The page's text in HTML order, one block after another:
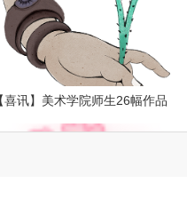
【喜讯】美术学院师生26幅作品
选第二届内蒙古自治区小版画